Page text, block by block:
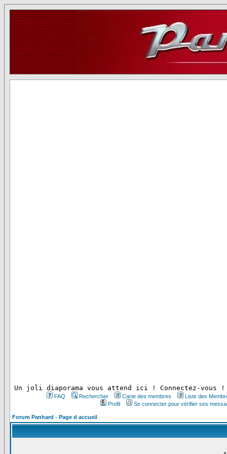
Un joli diaporama vous attend ici ! Connectez-vous !
FAQ Rechercher Carte des membres
Liste des
Profil
Se connecter pour vérifier ses
Forum Panhard - Page d accueil